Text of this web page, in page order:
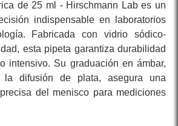
de 25 ml - Hirschmann Lab es un
indispensable en laboratorios
Fabricada con vidrio sódico-
esta pipeta garantiza durabilidad
intensivo. Su graduación en ámbar,
la difusión de plata, asegura una
del menisco para mediciones